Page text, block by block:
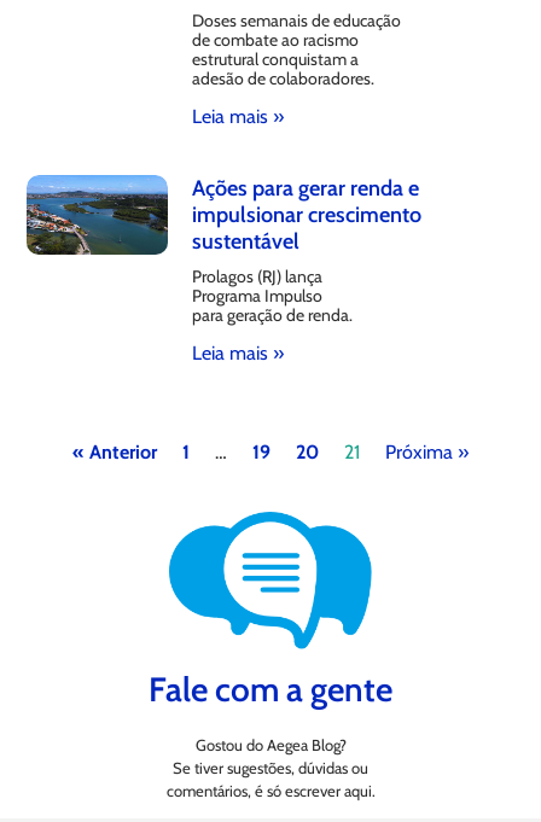
Doses semanais de educação
de combate ao racismo
estrutural conquistam a
adesão de colaboradores.
Leia mais »
Ações para gerar renda e
impulsionar crescimento
sustentável
Prolagos (RJ) lança
Programa Impulso
para geração de renda.
Leia mais »
« Anterior 1 … 19 20 21 Próxima »
Fale com a gente
Gostou do Aegea Blog?
Se tiver sugestões, dúvidas ou
comentários, é só escrever aqui.